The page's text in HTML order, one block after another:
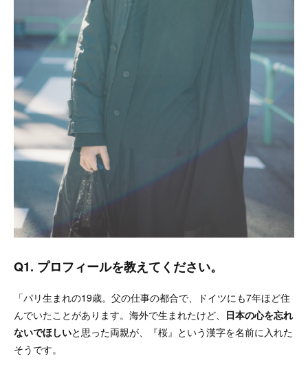
Q1. プロフィールを教えてください。
「パリ生まれの19歳。父の仕事の都合で、ドイツにも7年ほど住
んでいたことがあります。海外で生まれたけど、 日本の心を忘れ
ないでほしいと思った両親が、『桜』という漢字を名前に入れた
そうです。